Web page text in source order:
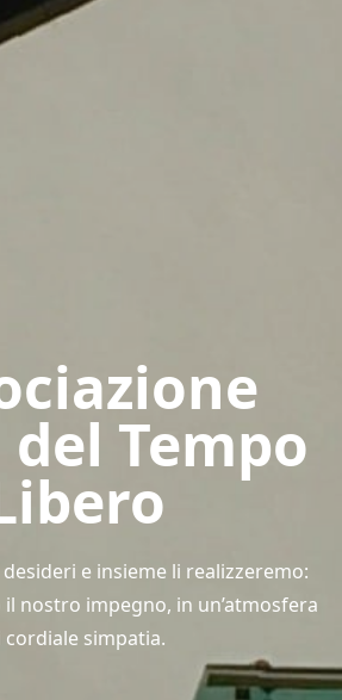
Tempo
e insieme li realizzeremo:
nostro impegno, in un’atmosfera
cordiale simpatia.